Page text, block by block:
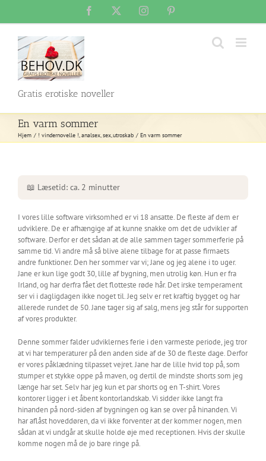
content
Facebook Instagram
Gratis erotiske noveller
En varm sommer
Hjem ! vindernovelle ! analsex sex utroskab En varm sommer
📖 Læsetid: ca. 2 minutter
I vores lille software virksomhed er vi 18 ansatte. De fleste af dem er
udviklere. De er afhængige af at kunne snakke om det de udvikler af
software. Derfor er det sådan at de alle sammen tager sommerferie på
samme tid. Vi andre må så blive alene tilbage for at passe firmaets
andre funktioner. Den her sommer var vi; Jane og jeg alene i to uger.
Jane er kun lige godt 30, lille af bygning, men utrolig køn. Hun er fra
Irland, og har derfra fået det flotteste røde hår. Det irske temperament
ser vi i dagligdagen ikke noget til. Jeg selv er ret kraftig bygget og har
allerede rundet de 50. Jane tager sig af salg, mens jeg står for supporten
af vores produkter.
Denne sommer falder udviklernes ferie i den varmeste periode, jeg tror
at vi har temperaturer på den anden side af de 30 de fleste dage. Derfor
er vores påklædning tilpasset vejret. Jane har de lille hvid top på, som
stumper et stykke oppe på maven, og dertil de mindste shorts som jeg
længe har set. Selv har jeg kun et par shorts og en T-shirt. Vores
kontorer ligger i et åbent kontorlandskab. Vi sidder ikke langt fra
hinanden på nord-siden af bygningen og kan se over på hinanden. Vi
har aflåst hoveddøren, da vi ikke forventer at der kommer nogen, men
sådan at vi undgår at skulle holde øje med receptionen. Hvis der skulle
komme nogen må de jo bare ringe på.